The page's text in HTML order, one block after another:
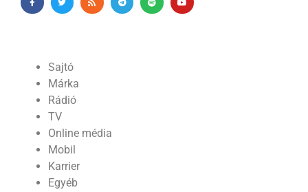
Sajtó
Márka
Rádió
TV
Online média
Mobil
Karrier
Egyéb